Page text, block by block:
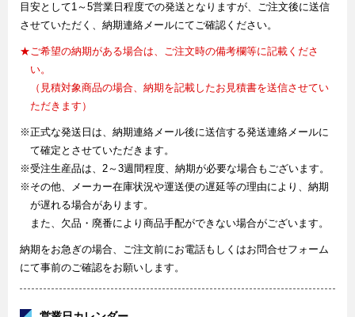
目安として1～5営業日程度での発送となりますが、ご注文後に送信
させていただく、納期連絡メールにてご確認ください。
★ご希望の納期がある場合は、ご注文時の備考欄等に記載くださ
い。
（見積対象商品の場合、納期を記載したお見積書を送信させてい
ただきます）
※正式な発送日は、納期連絡メール後に送信する発送連絡メールに
て確定とさせていただきます。
※受注生産品は、2～3週間程度、納期が必要な場合もございます。
※その他、メーカー在庫状況や運送便の遅延等の理由により、納期
が遅れる場合があります。
また、欠品・廃番により商品手配ができない場合がございます。
納期をお急ぎの場合、ご注文前にお電話もしくはお問合せフォーム
にて事前のご確認をお願いします。